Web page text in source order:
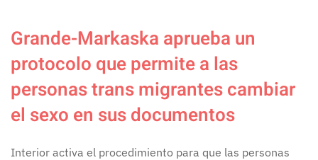
Grande-Markaska aprueba un
protocolo que permite a las
personas trans migrantes cambiar
el sexo en sus documentos
Interior activa el procedimiento para que las personas